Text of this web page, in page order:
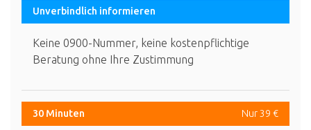
Unverbindlich informieren
Keine 0900-Nummer, keine kostenpflichtige
Beratung ohne Ihre Zustimmung
30 Minuten Nur 39 €